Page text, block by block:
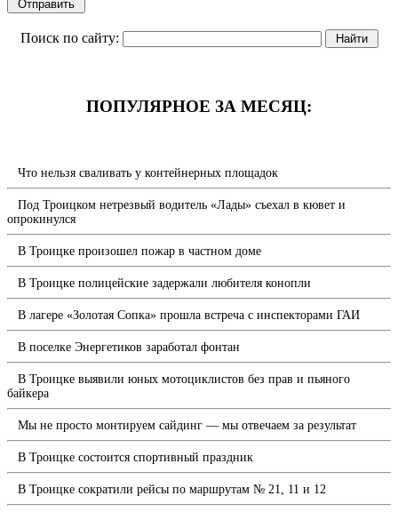
Поиск по сайту:
ПОПУЛЯРНОЕ ЗА МЕСЯЦ:
Что нельзя сваливать у контейнерных площадок
Под Троицком нетрезвый водитель «Лады» съехал в кювет и
опрокинулся
В Троицке произошел пожар в частном доме
В Троицке полицейские задержали любителя конопли
В лагере «Золотая Сопка» прошла встреча с инспекторами ГАИ
В поселке Энергетиков заработал фонтан
В Троицке выявили юных мотоциклистов без прав и пьяного
байкера
Мы не просто монтируем сайдинг — мы отвечаем за результат
В Троицке состоится спортивный праздник
В Троицке сократили рейсы по маршрутам № 21, 11 и 12